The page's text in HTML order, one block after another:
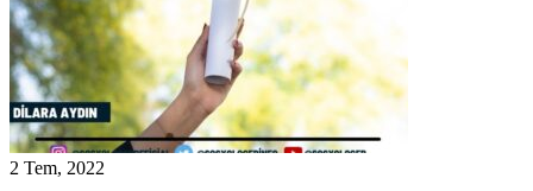
2 Tem, 2022